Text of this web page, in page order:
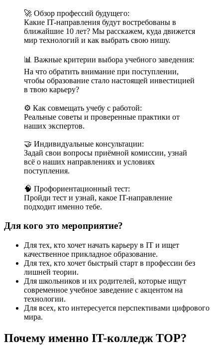
🚀 Обзор профессий будущего:
Какие IT-направления будут востребованы в
ближайшие 10 лет? Мы расскажем, куда движется
мир технологий и как выбрать свою нишу.
📊 Важные критерии выбора учебного заведения:
На что обратить внимание при поступлении,
чтобы образование стало настоящей инвестицией
в твою карьеру?
⚙️ Как совмещать учебу с работой:
Реальные советы и проверенные практики от
наших экспертов.
🤝 Индивидуальные консультации:
Задай свои вопросы приёмной комиссии, узнай
всё о наших направлениях и условиях
поступления.
🧠 Профориентационный тест:
Пройди тест и узнай, какое IT-направление
подходит именно тебе.
Для кого это мероприятие?
Для тех, кто хочет начать карьеру в IT и ищет
качественное прикладное образование.
Для тех, кто хочет быстрый старт в профессии без
лишней теории.
Для школьников и их родителей, которые ищут
современное учебное заведение с акцентом на
технологии.
Для всех, кто интересуется перспективами цифрового
мира.
Почему именно IT-колледж TOP?